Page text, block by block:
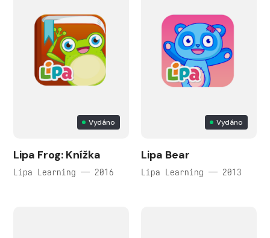
Vydáno
Lipa Frog: Knížka
Lipa Learning — 2016
Vydáno
Lipa Bear
Lipa Learning — 2013